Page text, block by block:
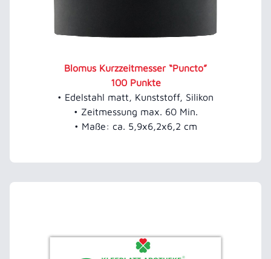
Blomus Kurzzeitmesser “Puncto”
100 Punkte
• Edelstahl matt, Kunststoff, Silikon
• Zeitmessung max. 60 Min.
• Maße: ca. 5,9x6,2x6,2 cm